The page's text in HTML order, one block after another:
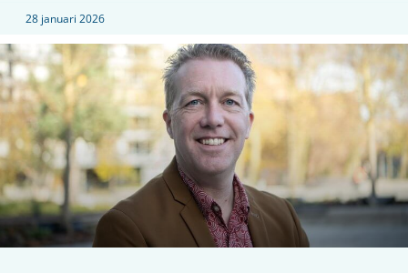
28 januari 2026